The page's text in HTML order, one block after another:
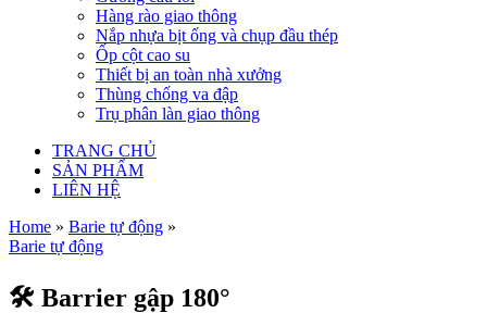
Hàng rào giao thông
Nắp nhựa bịt ống và chụp đầu thép
Ốp cột cao su
Thiết bị an toàn nhà xưởng
Thùng chống va đập
Trụ phân làn giao thông
TRANG CHỦ
SẢN PHẨM
LIÊN HỆ
Home » Barie tự động »
Barie tự động
🛠️ Barrier gập 180°